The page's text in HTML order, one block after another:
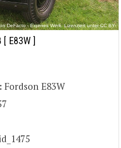
DeFacto - Eigenes Werk. Lizenziert unter CC BY-
SA 2.5 über Wikimedia Commons -
e:Ford_Thames_E83W_dropside_1957.jpg
[ E83W ]
Fordson E83W